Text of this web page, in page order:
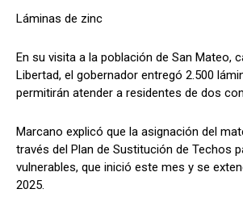
Láminas de zinc
En su visita a la población de San Mateo,
Libertad, el gobernador entregó 2.500
permitirán atender a residentes de dos
Marcano explicó que la asignación del
través del Plan de Sustitución de Techos
vulnerables, que inició este mes y se
2025.